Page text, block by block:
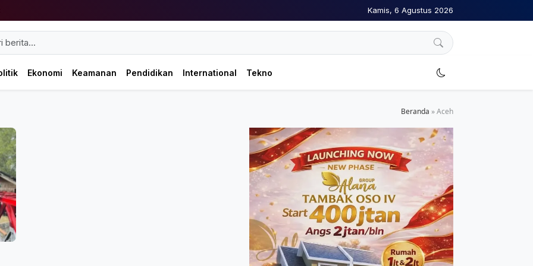
Kamis, 6 Agustus 2026
Ekonomi Keamanan Pendidikan International Tekno
Beranda »Aceh